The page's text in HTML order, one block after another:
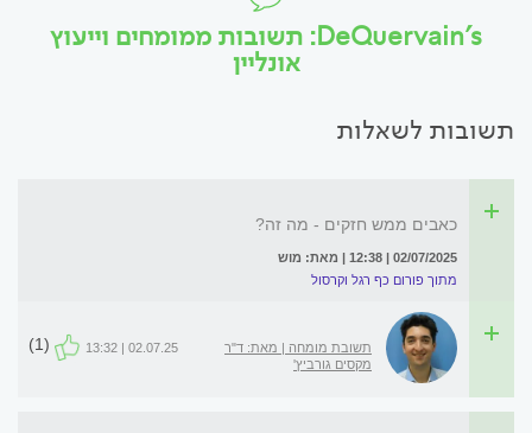
DeQuervain's: תשובות ממומחים וייעוץ
אונליין
תשובות לשאלות
כאבים ממש חזקים - מה זה?
02/07/2025 | 12:38 | מאת: מוש
מתוך פורום כף רגל וקרסול
תשובת מומחה | מאת: ד"ר
מקסים גורביץ'
02.07.25 | 13:32
(1)